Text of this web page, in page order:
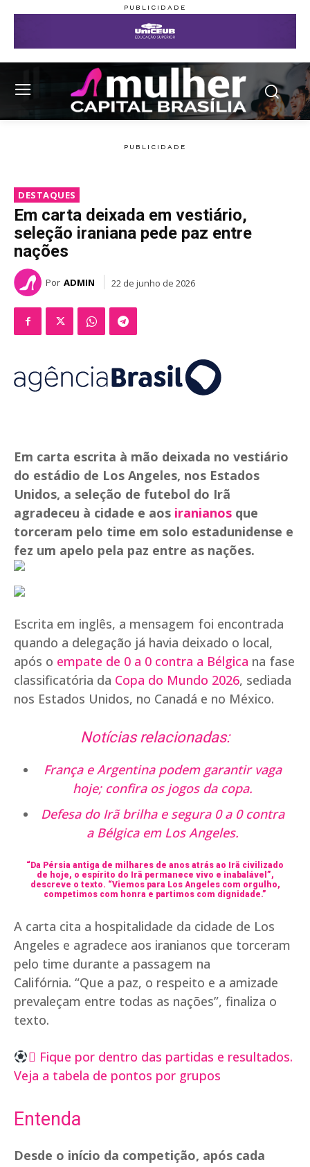
DESTAQUES
Em carta deixada em vestiário,
seleção iraniana pede paz entre
nações
Por ADMIN 22 de junho de 2026
Em carta escrita à mão deixada no vestiário
do estádio de Los Angeles, nos Estados
Unidos, a seleção de futebol do Irã
agradeceu à cidade e aos iranianos que
torceram pelo time em solo estadunidense e
fez um apelo pela paz entre as nações.
Escrita em inglês, a mensagem foi encontrada
quando a delegação já havia deixado o local,
após o empate de 0 a 0 contra a Bélgica na fase
classificatória da Copa do Mundo 2026, sediada
nos Estados Unidos, no Canadá e no México.
Notícias relacionadas:
França e Argentina podem garantir vaga
hoje; confira os jogos da copa.
Defesa do Irã brilha e segura 0 a 0 contra
a Bélgica em Los Angeles.
“Da Pérsia antiga de milhares de anos atrás ao Irã civilizado
de hoje, o espírito do Irã permanece vivo e inabalável”,
descreve o texto. “Viemos para Los Angeles com orgulho,
competimos com honra e partimos com dignidade.”
A carta cita a hospitalidade da cidade de Los
Angeles e agradece aos iranianos que torceram
pelo time durante a passagem na
Califórnia. “Que a paz, o respeito e a amizade
prevaleçam entre todas as nações”, finaliza o
texto.
 Fique por dentro das partidas e resultados.
Veja a tabela de pontos por grupos
Entenda
Desde o início da competição, após cada